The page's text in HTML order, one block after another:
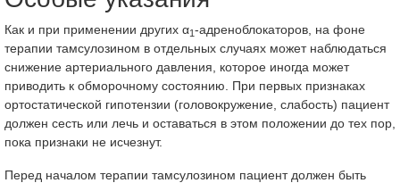
Как и при применении других α1-адреноблокаторов, на фоне
терапии тамсулозином в отдельных случаях может наблюдаться
снижение артериального давления, которое иногда может
приводить к обморочному состоянию. При первых признаках
ортостатической гипотензии (головокружение, слабость) пациент
должен сесть или лечь и оставаться в этом положении до тех пор,
пока признаки не исчезнут.
Перед началом терапии тамсулозином пациент должен быть